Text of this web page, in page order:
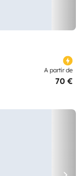
A partir de
70 €